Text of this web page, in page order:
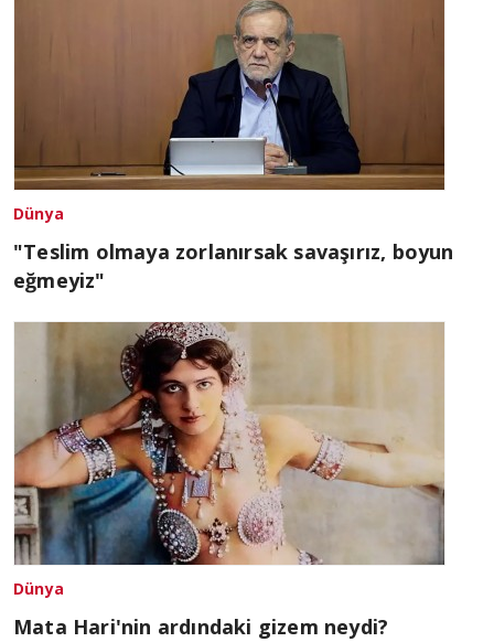
Dünya
"Teslim olmaya zorlanırsak savaşırız, boyun
eğmeyiz"
Dünya
Mata Hari'nin ardındaki gizem neydi?